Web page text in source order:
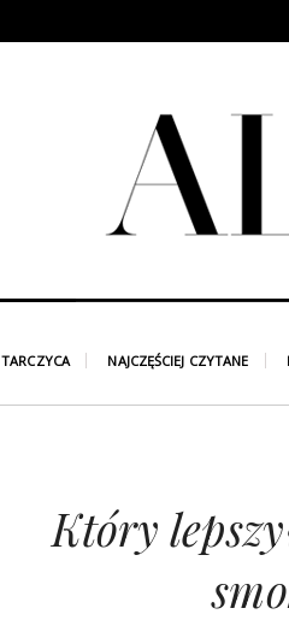
TARCZYCA NAJCZĘŚCIEJ CZYTANE
Który